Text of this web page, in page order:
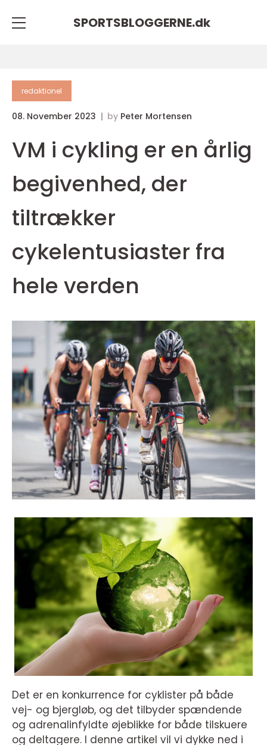
SPORTSBLOGGERNE.dk
redaktionel
08. November 2023 by Peter Mortensen
VM i cykling er en årlig
begivenhed, der
tiltrækker
cykelentusiaster fra
hele verden
Det er en konkurrence for cyklister på både
vej- og bjergløb, og det tilbyder spændende
og adrenalinfyldte øjeblikke for både tilskuere
og deltagere. I denne artikel vil vi dykke ned i